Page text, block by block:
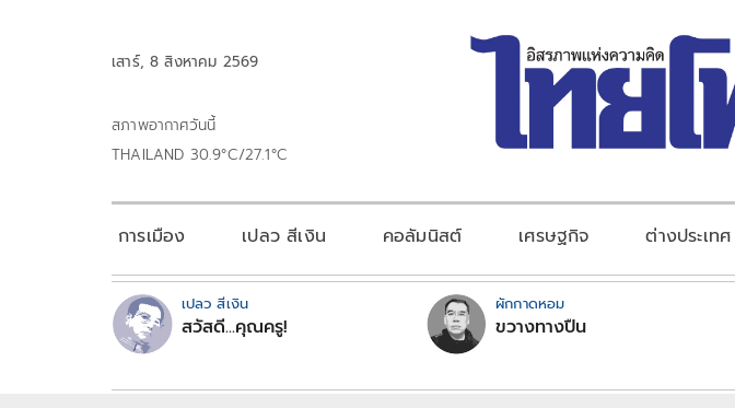
เสาร์, 8 สิงหาคม 2569
สภาพอากาศวันนี้
THAILAND 30.9°C/27.1°C
การเมือง เปลว สีเงิน คอลัมนิสต์ เศรษฐกิจ ต่างประเทศ
เปลว สีเงิน
สวัสดี...คุณครู!
ผักกาดหอม
ขวางทางปืน